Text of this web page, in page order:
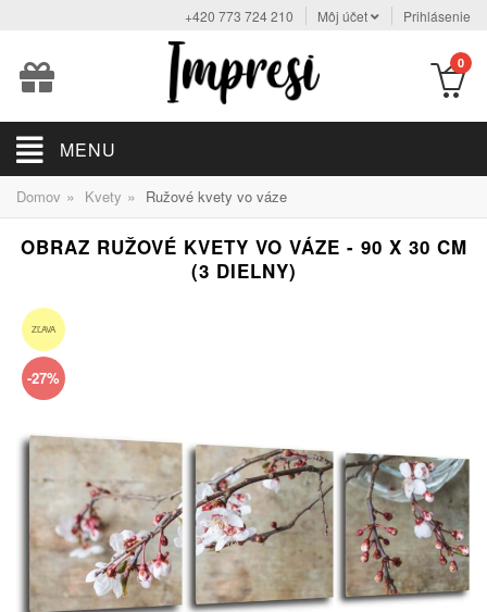
+420 773 724 210 Môj účet Prihlásenie
0
MENU
Domov » Kvety » Ružové kvety vo váze
OBRAZ RUŽOVÉ KVETY VO VÁZE - 90 X 30 CM
(3 DIELNY)
ZĽAVA
-27%